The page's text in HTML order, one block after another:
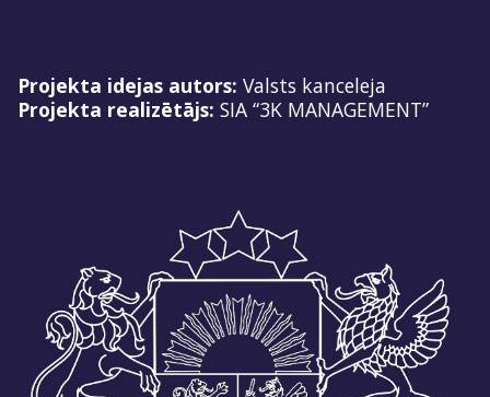
Projekta idejas autors: Valsts kanceleja
Projekta realizētājs: SIA “3K MANAGEMENT”